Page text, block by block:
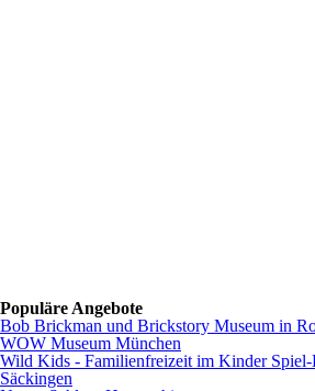
Populäre Angebote
Bob Brickman und Brickstory Museum in
WOW Museum München
Wild Kids - Familienfreizeit im Kinder Spiel-
Säckingen